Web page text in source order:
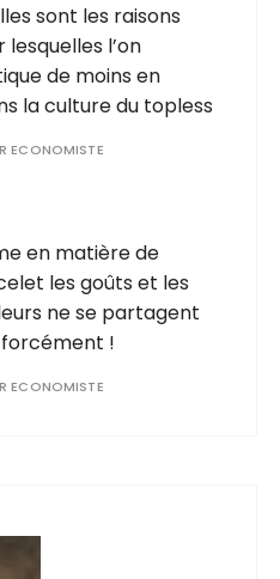
sont les raisons
lesquelles l’on
de moins en
la culture du topless
ECONOMISTE
en matière de
les goûts et les
ne se partagent
!
ECONOMISTE